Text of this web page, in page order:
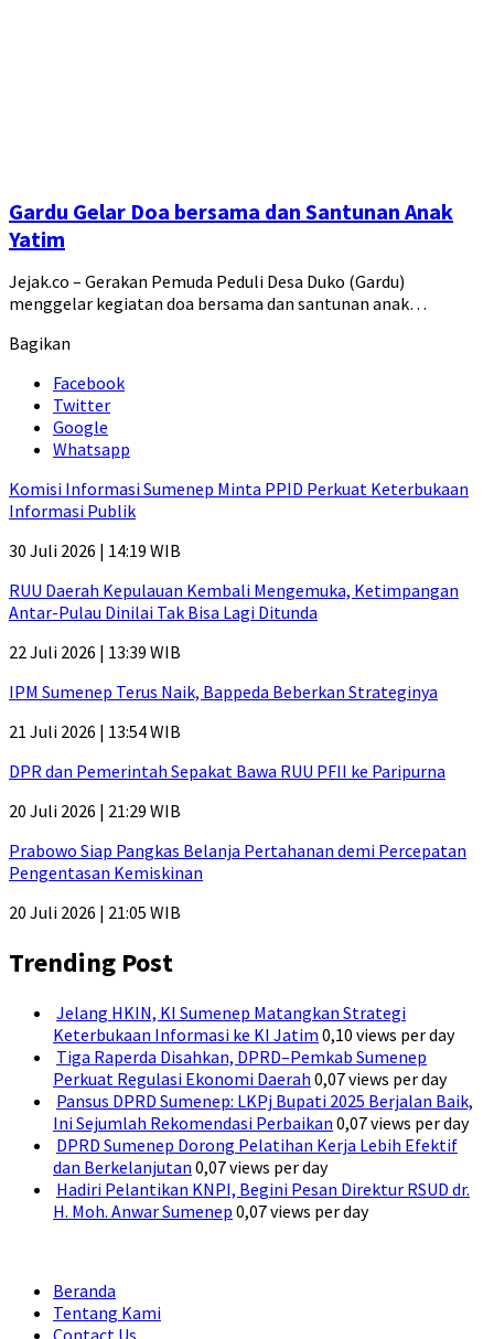
Gardu Gelar Doa bersama dan Santunan Anak
Yatim
Jejak.co – Gerakan Pemuda Peduli Desa Duko (Gardu)
menggelar kegiatan doa bersama dan santunan anak…
Bagikan
Facebook
Twitter
Google
Whatsapp
Komisi Informasi Sumenep Minta PPID Perkuat Keterbukaan
Informasi Publik
30 Juli 2026 | 14:19 WIB
RUU Daerah Kepulauan Kembali Mengemuka, Ketimpangan
Antar-Pulau Dinilai Tak Bisa Lagi Ditunda
22 Juli 2026 | 13:39 WIB
IPM Sumenep Terus Naik, Bappeda Beberkan Strateginya
21 Juli 2026 | 13:54 WIB
DPR dan Pemerintah Sepakat Bawa RUU PFII ke Paripurna
20 Juli 2026 | 21:29 WIB
Prabowo Siap Pangkas Belanja Pertahanan demi Percepatan
Pengentasan Kemiskinan
20 Juli 2026 | 21:05 WIB
Trending Post
Jelang HKIN, KI Sumenep Matangkan Strategi
Keterbukaan Informasi ke KI Jatim 0,10 views per day
Tiga Raperda Disahkan, DPRD–Pemkab Sumenep
Perkuat Regulasi Ekonomi Daerah 0,07 views per day
Pansus DPRD Sumenep: LKPj Bupati 2025 Berjalan Baik,
Ini Sejumlah Rekomendasi Perbaikan 0,07 views per day
DPRD Sumenep Dorong Pelatihan Kerja Lebih Efektif
dan Berkelanjutan 0,07 views per day
Hadiri Pelantikan KNPI, Begini Pesan Direktur RSUD dr.
H. Moh. Anwar Sumenep 0,07 views per day
Beranda
Tentang Kami